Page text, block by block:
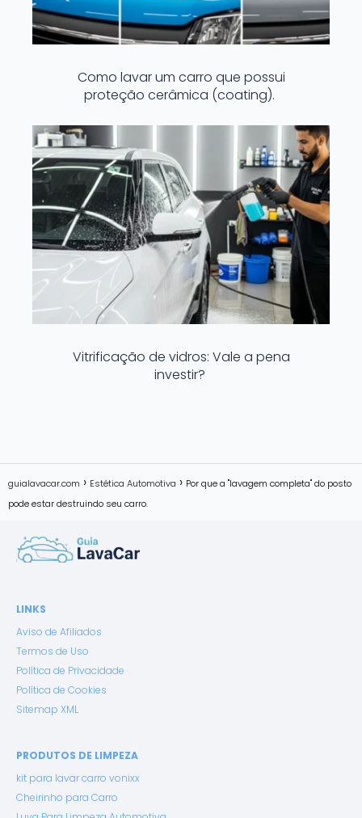
Como lavar um carro que possui
proteção cerâmica (coating).
Vitrificação de vidros: Vale a pena
investir?
guialavacar.com Estética Automotiva
Por que a "lavagem completa" do posto
pode estar destruindo seu carro.
LINKS
Aviso de Afiliados
Termos de Uso
Política de Privacidade
Política de Cookies
Sitemap XML
PRODUTOS DE LIMPEZA
kit para lavar carro vonixx
Cheirinho para Carro